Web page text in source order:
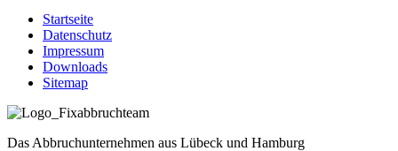
Startseite
Datenschutz
Impressum
Downloads
Sitemap
Das Abbruchunternehmen aus Lübeck und Hamburg